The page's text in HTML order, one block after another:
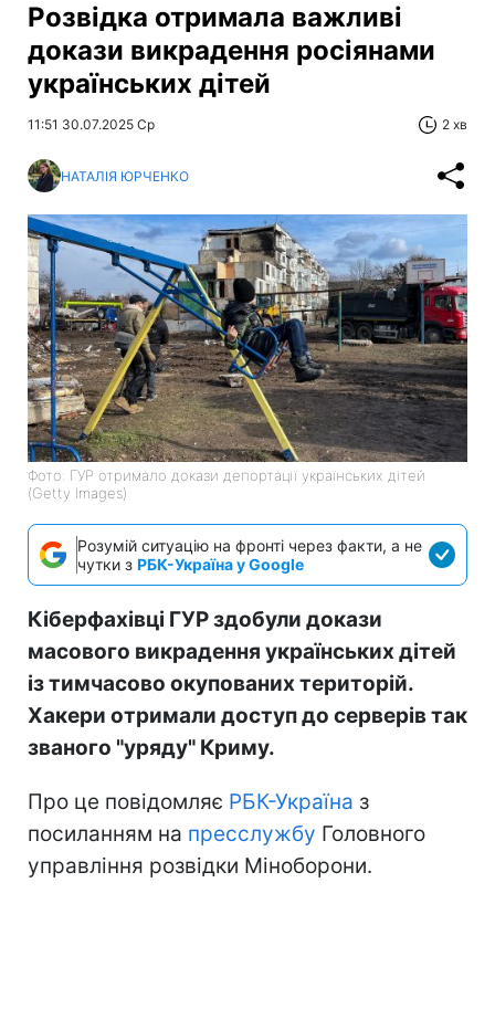
Розвідка отримала важливі
докази викрадення росіянами
українських дітей
11:51 30.07.2025 Ср 2 хв
НАТАЛІЯ ЮРЧЕНКО
Фото: ГУР отримало докази депортації українських дітей
(Getty Images)
Розумій ситуацію на фронті через факти, а не
чутки з РБК-Україна у Google
Кіберфахівці ГУР здобули докази
масового викрадення українських дітей
із тимчасово окупованих територій.
Хакери отримали доступ до серверів так
званого "уряду" Криму.
Про це повідомляє РБК-Україна з
посиланням на пресслужбу Головного
управління розвідки Міноборони.